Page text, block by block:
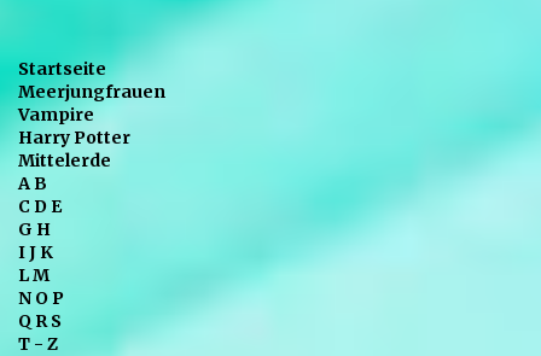
Startseite
Meerjungfrauen
Vampire
Harry Potter
Mittelerde
A B
C D E
G H
I J K
L M
N O P
Q R S
T - Z